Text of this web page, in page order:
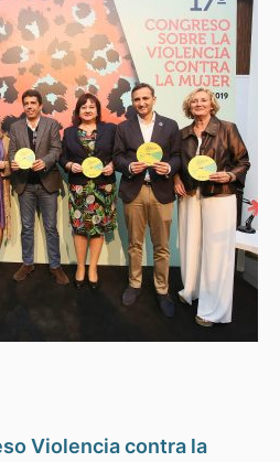
Violencia contra la